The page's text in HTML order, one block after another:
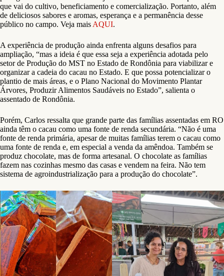
que vai do cultivo, beneficiamento e comercialização. Portanto, além
de deliciosos sabores e aromas, esperança e a permanência desse
público no campo. Veja mais AQUI.
A experiência de produção ainda enfrenta alguns desafios para
ampliação, “mas a ideia é que essa seja a experiência adotada pelo
setor de Produção do MST no Estado de Rondônia para viabilizar e
organizar a cadeia do cacau no Estado. E que possa potencializar o
plantio de mais áreas, e o Plano Nacional do Movimento Plantar
Árvores, Produzir Alimentos Saudáveis no Estado”, salienta o
assentado de Rondônia.
Porém, Carlos ressalta que grande parte das famílias assentadas em RO
ainda têm o cacau como uma fonte de renda secundária. “Não é uma
fonte de renda primária, apesar de muitas famílias terem o cacau como
uma fonte de renda e, em especial a venda da amêndoa. Também se
produz chocolate, mas de forma artesanal. O chocolate as famílias
fazem nas cozinhas mesmo das casas e vendem na feira. Não tem
sistema de agroindustrialização para a produção do chocolate”.